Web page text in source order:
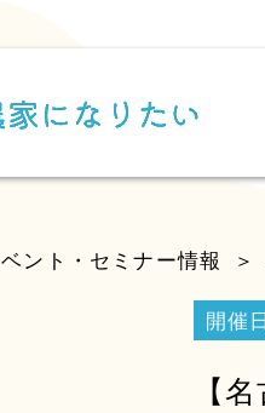
ント・セミナー情報
開催
【